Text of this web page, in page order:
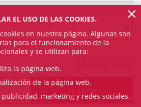
EL USO DE LAS COOKIES.
en nuestra página. Algunas son
para el funcionamiento de la
y se utilizan para:
la página web.
de la página web.
marketing y redes sociales.
×